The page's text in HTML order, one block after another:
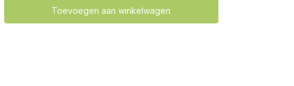
Toevoegen aan winkelwagen